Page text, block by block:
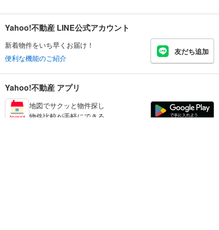
Yahoo!不動産 LINE公式アカウント
新着物件をいち早くお届け！
便利な機能のご紹介
友だち追加
Yahoo!不動産 アプリ
地図でサクッと物件探し
物件比較が手軽にできる